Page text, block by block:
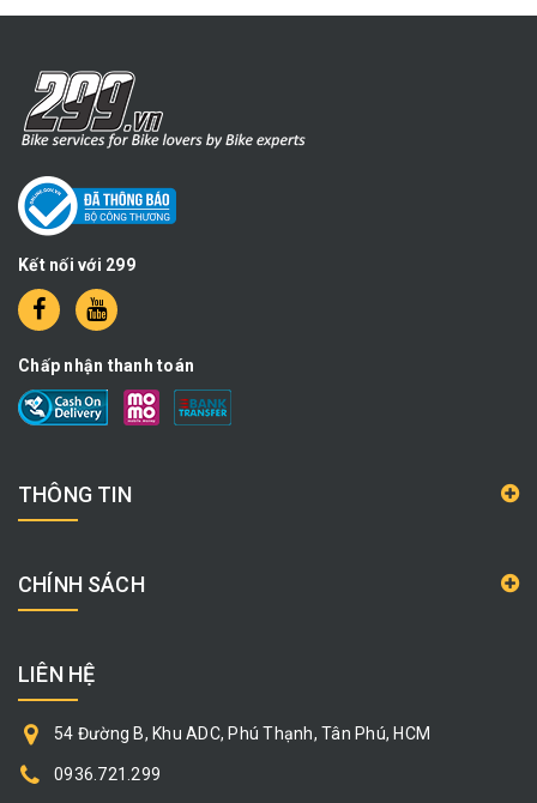
Kết nối với 299
Chấp nhận thanh toán
THÔNG TIN
CHÍNH SÁCH
LIÊN HỆ
54 Đường B, Khu ADC, Phú Thạnh, Tân Phú, HCM
0936.721.299